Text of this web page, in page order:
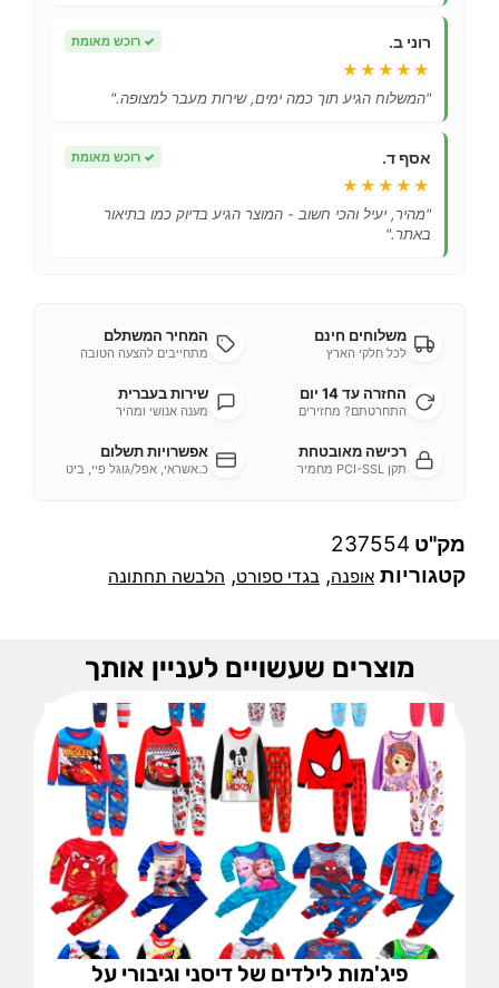
רוני ב. ✓ רוכש מאומת
★★★★★
"המשלוח הגיע תוך כמה ימים, שירות מעבר למצופה."
אסף ד. ✓ רוכש מאומת
★★★★★
"מהיר, יעיל והכי חשוב - המוצר הגיע בדיוק כמו בתיאור
באתר."
משלוחים חינם
לכל חלקי הארץ
המחיר המשתלם
מתחייבים להצעה הטובה
החזרה עד 14 יום
התחרטתם? מחזירים
שירות בעברית
מענה אנושי ומהיר
רכישה מאובטחת
תקן PCI-SSL מחמיר
אפשרויות תשלום
כ.אשראי, אפל/גוגל פיי, ביט
מק"ט 237554
קטגוריות אופנה, בגדי ספורט, הלבשה תחתונה
מוצרים שעשויים לעניין אותך
פיג'מות לילדים של דיסני וגיבורי על